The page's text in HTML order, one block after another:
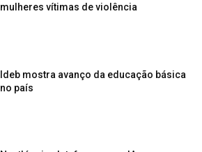
mulheres vítimas de violência
Ideb mostra avanço da educação básica
no país